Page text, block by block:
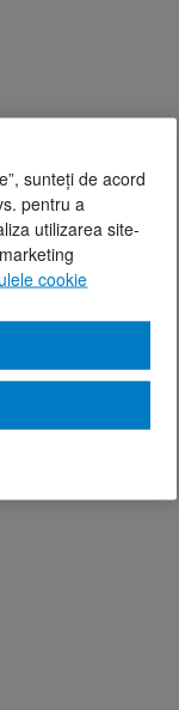
sunteți de acord
pentru a
utilizarea site-
cookie